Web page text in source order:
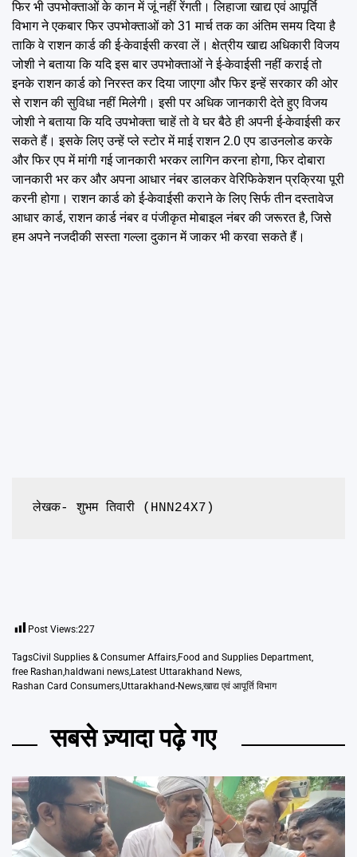
फिर भी उपभोक्ताओं के कान में जूं नहीं रेंगती। लिहाजा खाद्य एवं आपूर्ति
विभाग ने एकबार फिर उपभोक्ताओं को 31 मार्च तक का अंतिम समय दिया है
ताकि वे राशन कार्ड की ई-केवाईसी करवा लें। क्षेत्रीय खाद्य अधिकारी विजय
जोशी ने बताया कि यदि इस बार उपभोक्ताओं ने ई-केवाईसी नहीं कराई तो
इनके राशन कार्ड को निरस्त कर दिया जाएगा और फिर इन्हें सरकार की ओर
से राशन की सुविधा नहीं मिलेगी। इसी पर अधिक जानकारी देते हुए विजय
जोशी ने बताया कि यदि उपभोक्ता चाहें तो वे घर बैठे ही अपनी ई-केवाईसी कर
सकते हैं। इसके लिए उन्हें प्ले स्टोर में माई राशन 2.0 एप डाउनलोड करके
और फिर एप में मांगी गई जानकारी भरकर लागिन करना होगा, फिर दोबारा
जानकारी भर कर और अपना आधार नंबर डालकर वेरिफिकेशन प्रक्रिया पूरी
करनी होगा। राशन कार्ड को ई-केवाईसी कराने के लिए सिर्फ तीन दस्तावेज
आधार कार्ड, राशन कार्ड नंबर व पंजीकृत मोबाइल नंबर की जरूरत है, जिसे
हम अपने नजदीकी सस्ता गल्ला दुकान में जाकर भी करवा सकते हैं।
लेखक- शुभम तिवारी (HNN24X7)
Post Views:227
TagsCivil Supplies & Consumer Affairs,Food and Supplies Department,
free Rashan,haldwani news,Latest Uttarakhand News,
Rashan Card Consumers,Uttarakhand-News,खाद्य एवं आपूर्ति विभाग
सबसे ज़्यादा पढ़े गए